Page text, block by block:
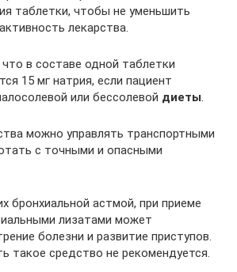
таблетки, чтобы не уменьшить
лекарства.
в составе одной таблетки
15 мг натрия, если пациент
или бессолевой диеты.
можно управлять транспортными
с точными и опасными
бронхиальной астмой, при приеме
лизатами может
болезни и развитие приступов.
такое средство не рекомендуется.